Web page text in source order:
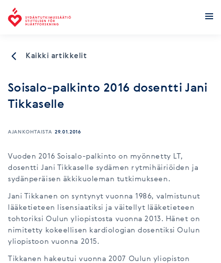
Kaikki artikkelit
Soisalo-palkinto 2016 dosentti Jani
Tikkaselle
AJANKOHTAISTA 29.01.2016
Vuoden 2016 Soisalo-palkinto on myönnetty LT,
dosentti Jani Tikkaselle sydämen rytmihäiriöiden ja
sydänperäisen äkkikuoleman tutkimukseen.
Jani Tikkanen on syntynyt vuonna 1986, valmistunut
lääketieteen lisensiaatiksi ja väitellyt lääketieteen
tohtoriksi Oulun yliopistosta vuonna 2013. Hänet on
nimitetty kokeellisen kardiologian dosentiksi Oulun
yliopistoon vuonna 2015.
Tikkanen hakeutui vuonna 2007 Oulun yliopiston